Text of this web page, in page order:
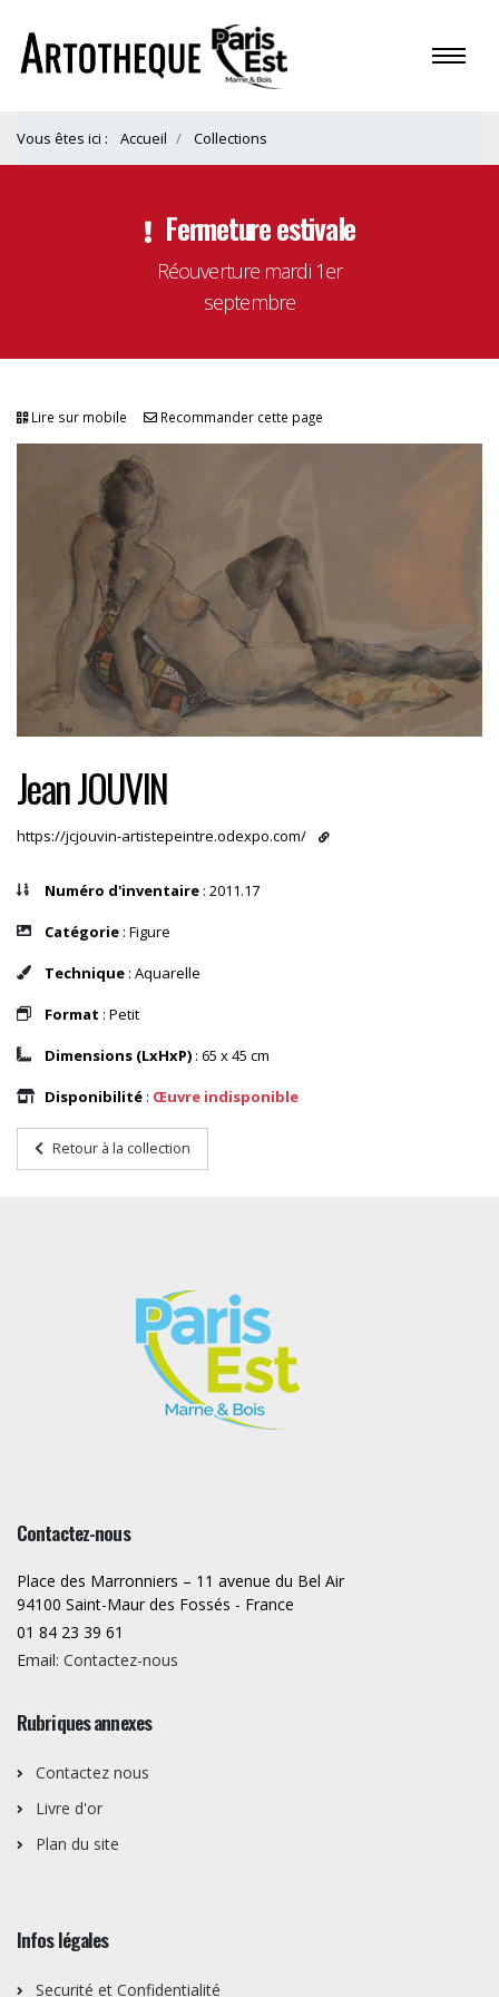
Vous êtes ici : Accueil Collections
Fermeture estivale
Réouverture mardi 1er
septembre
Lire sur mobile Recommander cette page
Jean JOUVIN
https://jcjouvin-artistepeintre.odexpo.com/
Numéro d'inventaire : 2011.17
Catégorie : Figure
Technique : Aquarelle
Format : Petit
Dimensions (LxHxP) : 65 x 45 cm
Disponibilité : Œuvre indisponible
Retour à la collection
Contactez-nous
Place des Marronniers – 11 avenue du Bel Air
94100 Saint-Maur des Fossés - France
01 84 23 39 61
Email: Contactez-nous
Rubriques annexes
Contactez nous
Livre d'or
Plan du site
Infos légales
Securité et Confidentialité